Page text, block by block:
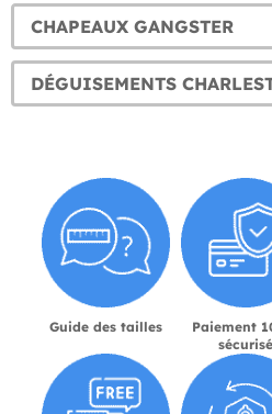
CHAPEAUX GANGSTER
Guide des tailles
Paiement
sécurisé